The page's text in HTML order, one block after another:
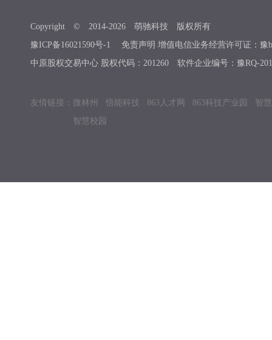
Copyright © 2014-2026 萌驰科技 版权所有
豫ICP备16021590号-1 免责声明 增值电信业务经营许可证：豫
中原股权交易中心 股权代码：201260 软件企业编号：豫RQ-
友情链接： 微林州 悟能科技 863人才网 863科技产业园
智
智慧校园